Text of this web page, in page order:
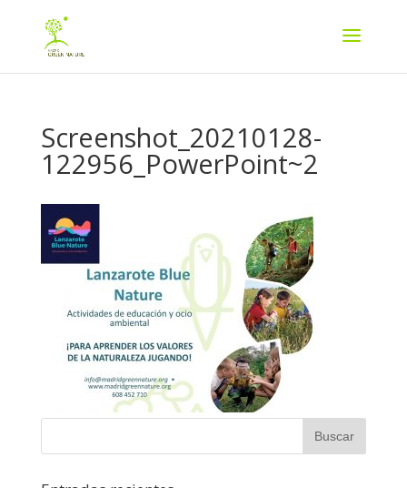
Screenshot_20210128-
122956_PowerPoint~2